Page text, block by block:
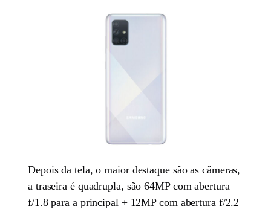
Depois da tela, o maior destaque são as câmeras,
a traseira é quadrupla, são 64MP com abertura
f/1.8 para a principal + 12MP com abertura f/2.2